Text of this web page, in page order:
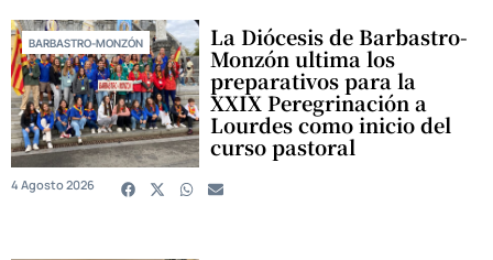
BARBASTRO-MONZÓN La Diócesis de Barbastro-
Monzón ultima los
preparativos para la
XXIX Peregrinación a
Lourdes como inicio del
curso pastoral
4 Agosto 2026